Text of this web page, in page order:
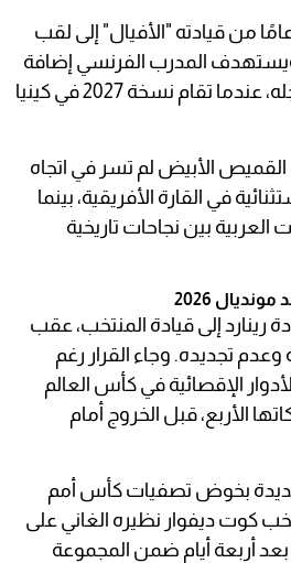
عودة رينارد بعد 11 عامًا من قيادته "الأفيال" إلى لقب
أمم أفريقيا 2015. ويستهدف المدرب الفرنسي إضافة
بطولة قارية ثالثة إلى سجله، عندما تقام نسخة 2027 في كينيا
الأبيض لم تسر في اتجاه
في القارة الأفريقية، بينما
العربية بين نجاحات تاريخية
2026
رينارد إلى قيادة المنتخب، عقب
تجديده. وجاء القرار رغم
الإقصائية في كأس العالم
الأربع، قبل الخروج أمام
بخوض تصفيات كأس أمم
منتخب كوت ديفوار نظيره الغاني على
أربعة أيام ضمن المجموعة